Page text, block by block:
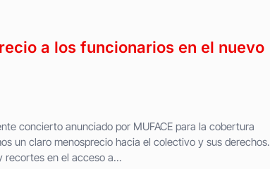
a los funcionarios en el nuevo
concierto anunciado por MUFACE para la cobertura
un claro menosprecio hacia el colectivo y sus derechos.
recortes en el acceso a...